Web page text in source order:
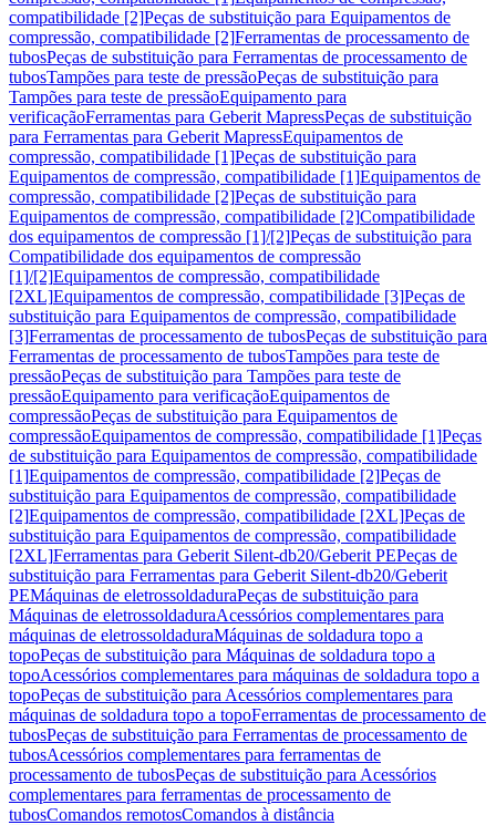
compatibilidade [2]Peças de substituição para Equipamentos de
compressão, compatibilidade [2]Ferramentas de processamento de
tubosPeças de substituição para Ferramentas de processamento de
tubosTampões para teste de pressãoPeças de substituição para
Tampões para teste de pressãoEquipamento para
verificaçãoFerramentas para Geberit MapressPeças de substituição
para Ferramentas para Geberit MapressEquipamentos de
compressão, compatibilidade [1]Peças de substituição para
Equipamentos de compressão, compatibilidade [1]Equipamentos de
compressão, compatibilidade [2]Peças de substituição para
Equipamentos de compressão, compatibilidade [2]Compatibilidade
dos equipamentos de compressão [1]/[2]Peças de substituição para
Compatibilidade dos equipamentos de compressão
[1]/[2]Equipamentos de compressão, compatibilidade
[2XL]Equipamentos de compressão, compatibilidade [3]Peças de
substituição para Equipamentos de compressão, compatibilidade
[3]Ferramentas de processamento de tubosPeças de substituição para
Ferramentas de processamento de tubosTampões para teste de
pressãoPeças de substituição para Tampões para teste de
pressãoEquipamento para verificaçãoEquipamentos de
compressãoPeças de substituição para Equipamentos de
compressãoEquipamentos de compressão, compatibilidade [1]Peças
de substituição para Equipamentos de compressão, compatibilidade
[1]Equipamentos de compressão, compatibilidade [2]Peças de
substituição para Equipamentos de compressão, compatibilidade
[2]Equipamentos de compressão, compatibilidade [2XL]Peças de
substituição para Equipamentos de compressão, compatibilidade
[2XL]Ferramentas para Geberit Silent-db20/Geberit PEPeças de
substituição para Ferramentas para Geberit Silent-db20/Geberit
PEMáquinas de eletrossoldaduraPeças de substituição para
Máquinas de eletrossoldaduraAcessórios complementares para
máquinas de eletrossoldaduraMáquinas de soldadura topo a
topoPeças de substituição para Máquinas de soldadura topo a
topoAcessórios complementares para máquinas de soldadura topo a
topoPeças de substituição para Acessórios complementares para
máquinas de soldadura topo a topoFerramentas de processamento de
tubosPeças de substituição para Ferramentas de processamento de
tubosAcessórios complementares para ferramentas de
processamento de tubosPeças de substituição para Acessórios
complementares para ferramentas de processamento de
tubosComandos remotosComandos à distância